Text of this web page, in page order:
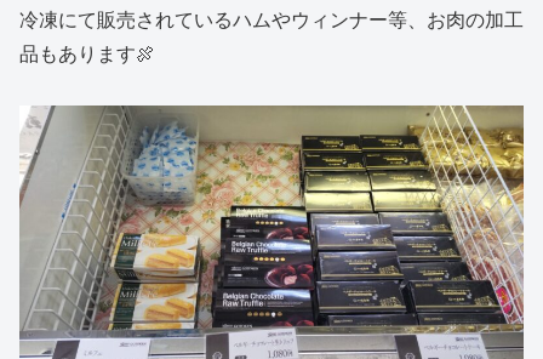
冷凍にて販売されているハムやウィンナー等、お肉の加工
品もあります🍖